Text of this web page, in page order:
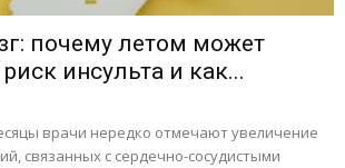
почему летом может
инсульта и как...
врачи нередко отмечают увеличение
связанных с сердечно-сосудистыми